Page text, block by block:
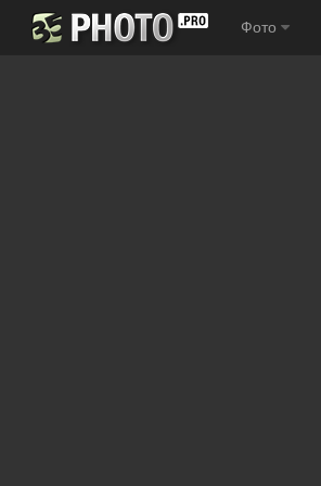
Фото